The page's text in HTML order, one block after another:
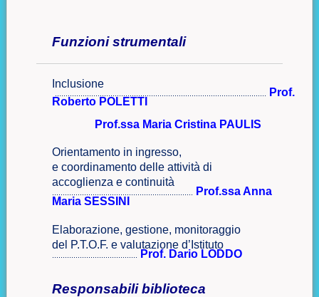
Funzioni strumentali
Inclusione
Prof.
Roberto POLETTI
Prof.ssa Maria Cristina PAULIS
Orientamento in ingresso,
e coordinamento delle attività di
accoglienza e continuità
Prof.ssa Anna
Maria SESSINI
Elaborazione, gestione, monitoraggio
del P.T.O.F. e valutazione d’Istituto
Prof. Dario LODDO
Responsabili biblioteca